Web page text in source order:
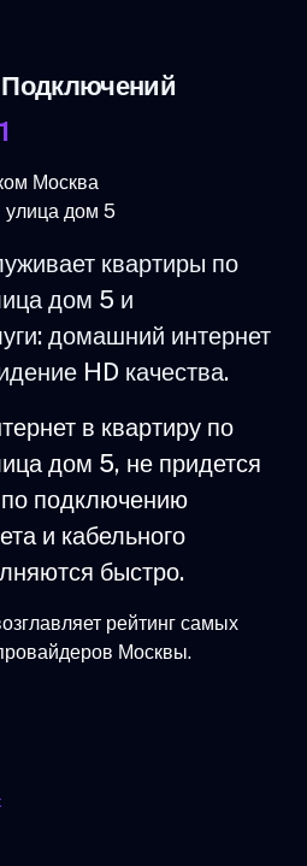
Москва
дом 5
квартиры по
дом 5 и
домашний интернет
HD качества.
в квартиру по
дом 5, не придется
подключению
и кабельного
быстро.
рейтинг самых
Москвы.